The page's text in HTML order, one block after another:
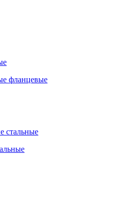
фланцевые
стальные